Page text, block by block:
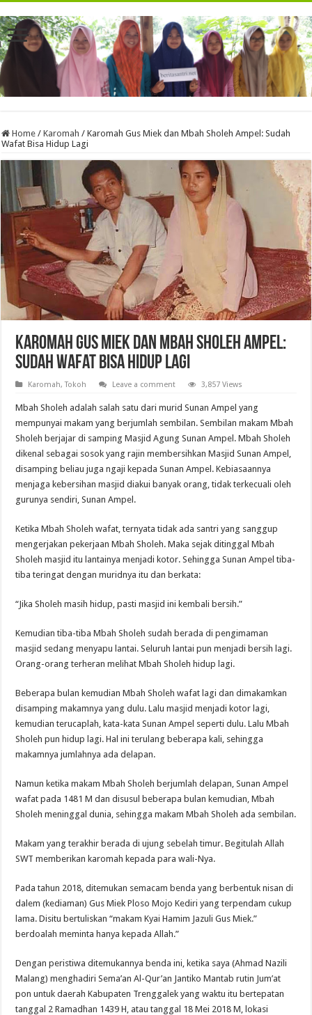
Home / Karomah / Karomah Gus Miek dan Mbah Sholeh Ampel: Sudah
Wafat Bisa Hidup Lagi
Karomah Gus Miek dan Mbah Sholeh Ampel:
Sudah Wafat Bisa Hidup Lagi
Karomah,Tokoh Leave a comment 3,857 Views
Mbah Sholeh adalah salah satu dari murid Sunan Ampel yang
mempunyai makam yang berjumlah sembilan. Sembilan makam Mbah
Sholeh berjajar di samping Masjid Agung Sunan Ampel. Mbah Sholeh
dikenal sebagai sosok yang rajin membersihkan Masjid Sunan Ampel,
disamping beliau juga ngaji kepada Sunan Ampel. Kebiasaannya
menjaga kebersihan masjid diakui banyak orang, tidak terkecuali oleh
gurunya sendiri, Sunan Ampel.
Ketika Mbah Sholeh wafat, ternyata tidak ada santri yang sanggup
mengerjakan pekerjaan Mbah Sholeh. Maka sejak ditinggal Mbah
Sholeh masjid itu lantainya menjadi kotor. Sehingga Sunan Ampel tiba-
tiba teringat dengan muridnya itu dan berkata:
“Jika Sholeh masih hidup, pasti masjid ini kembali bersih.”
Kemudian tiba-tiba Mbah Sholeh sudah berada di pengimaman
masjid sedang menyapu lantai. Seluruh lantai pun menjadi bersih lagi.
Orang-orang terheran melihat Mbah Sholeh hidup lagi.
Beberapa bulan kemudian Mbah Sholeh wafat lagi dan dimakamkan
disamping makamnya yang dulu. Lalu masjid menjadi kotor lagi,
kemudian terucaplah, kata-kata Sunan Ampel seperti dulu. Lalu Mbah
Sholeh pun hidup lagi. Hal ini terulang beberapa kali, sehingga
makamnya jumlahnya ada delapan.
Namun ketika makam Mbah Sholeh berjumlah delapan, Sunan Ampel
wafat pada 1481 M dan disusul beberapa bulan kemudian, Mbah
Sholeh meninggal dunia, sehingga makam Mbah Sholeh ada sembilan.
Makam yang terakhir berada di ujung sebelah timur. Begitulah Allah
SWT memberikan karomah kepada para wali-Nya.
Pada tahun 2018, ditemukan semacam benda yang berbentuk nisan di
dalem (kediaman) Gus Miek Ploso Mojo Kediri yang terpendam cukup
lama. Disitu bertuliskan “makam Kyai Hamim Jazuli Gus Miek.”
berdoalah meminta hanya kepada Allah.”
Dengan peristiwa ditemukannya benda ini, ketika saya (Ahmad Nazili
Malang) menghadiri Sema’an Al-Qur’an Jantiko Mantab rutin Jum’at
pon untuk daerah Kabupaten Trenggalek yang waktu itu bertepatan
tanggal 2 Ramadhan 1439 H, atau tanggal 18 Mei 2018 M, lokasi